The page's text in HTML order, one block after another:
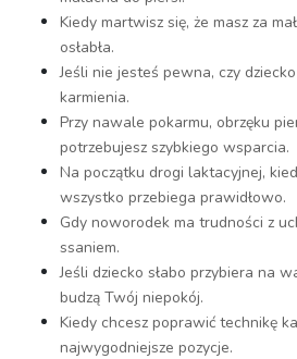
Kiedy martwisz się, że masz za
osłabła.
Jeśli nie jesteś pewna, czy
karmienia.
Przy nawale pokarmu, obrzęku
potrzebujesz szybkiego wsparcia.
Na początku drogi laktacyjnej,
wszystko przebiega prawidłowo.
Gdy noworodek ma trudności z
ssaniem.
Jeśli dziecko słabo przybiera na
budzą Twój niepokój.
Kiedy chcesz poprawić technikę
najwygodniejsze pozycje.